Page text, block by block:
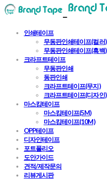
인쇄테이프
무동판인쇄테이프(컬러)
무동판인쇄테이프(흑백)
크라프트테이프
무동판인쇄
동판인쇄
크라프트테이프(무지)
크라프트테이프(디자인)
마스킹테이프
마스킹테이프(5M)
마스킹테이프(10M)
OPP테이프
디자인테이프
포트폴리오
도안가이드
견적/제작문의
리뷰게시판